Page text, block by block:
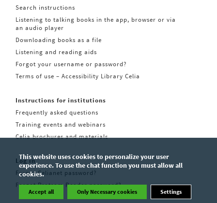
Search instructions
Listening to talking books in the app, browser or via
an audio player
Downloading books as a file
Listening and reading aids
Forgot your username or password?
Terms of use – Accessibility Library Celia
Instructions for institutions
Frequently asked questions
Training events and webinars
Celia brochures and materials
Log in
Forgot Celianet password?
Forgot Pratsam Reader password?
This website uses cookies to personalize your user
experience. To use the chat function you must allow all
cookies.
Accept all Only Necessary cookies Settings